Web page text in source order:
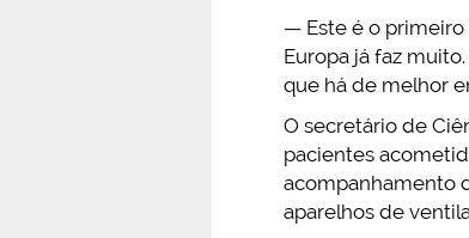
— Este é o primeiro
Europa já faz
que há de melhor
O secretário de
pacientes
acompanhamento
aparelhos de